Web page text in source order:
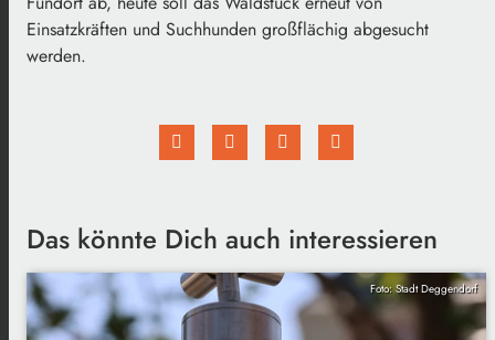
Einsatzkräften und Suchhunden großflächig abgesucht
werden.
Das könnte Dich auch interessieren
Foto: Stadt Deggendorf